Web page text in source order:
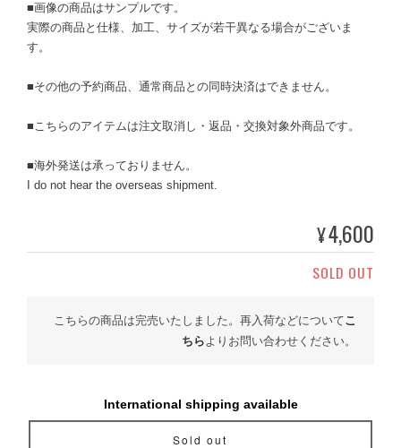
■画像の商品はサンプルです。
実際の商品と仕様、加工、サイズが若干異なる場合がございま
す。
■その他の予約商品、通常商品との同時決済はできません。
■こちらのアイテムは注文取消し・返品・交換対象外商品です。
■海外発送は承っておりません。
I do not hear the overseas shipment.
¥4,600
SOLD OUT
こちらの商品は完売いたしました。再入荷などについてこ
ちらよりお問い合わせください。
International shipping available
Sold out